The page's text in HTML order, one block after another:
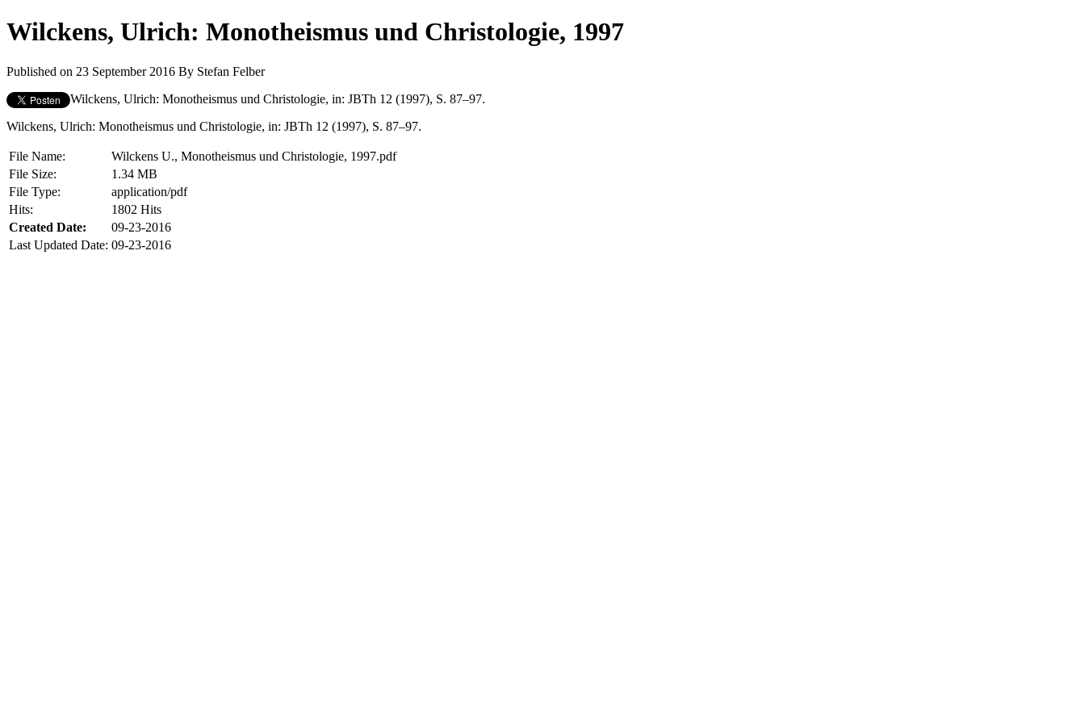
Wilckens, Ulrich: Monotheismus und Christologie, 1997
Published on 23 September 2016 By Stefan Felber
Wilckens, Ulrich: Monotheismus und Christologie, in: JBTh 12 (1997), S. 87–97.
Wilckens, Ulrich: Monotheismus und Christologie, in: JBTh 12 (1997), S. 87–97.
File Name:
Wilckens U., Monotheismus und Christologie, 1997.pdf
File Size:
1.34 MB
File Type:
application/pdf
Hits:
1802 Hits
Created Date:
09-23-2016
Last Updated Date: 09-23-2016